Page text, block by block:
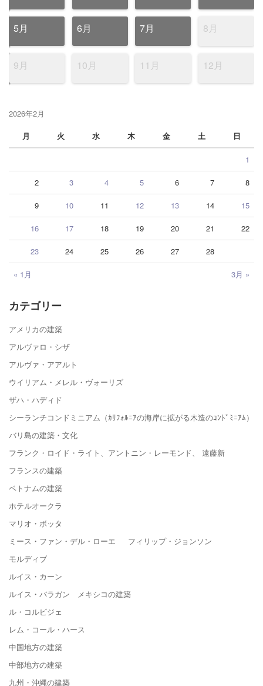
5月 6月 7月 8月
9月 10月 11月 12月
2026年2月
月
火 水 木 金 土 日
« 1月 3月 »
1
2 3 4 5 6 7 8
9 10 11 12 13 14 15
16 17 18 19 20 21 22
23 24 25 26 27 28
カテゴリー
アメリカの建築
アルヴァロ・シザ
アルヴァ・アアルト
ウイリアム・メレル・ヴォーリズ
ザハ・ハディド
シーランチコンドミニアム（ｶﾘﾌｫﾙﾆｱの海岸に拡がる木造のｺﾝﾄﾞﾐﾆｱﾑ）
バリ島の建築・文化
フランク・ロイド・ライト、アントニン・レーモンド、 遠藤新
フランスの建築
ベトナムの建築
ホテルオークラ
マリオ・ボッタ
ミース・ファン・デル・ローエ フィリップ・ジョンソン
モルディブ
ルイス・カーン
ルイス・バラガン メキシコの建築
ル・コルビジェ
レム・コール・ハース
中国地方の建築
中部地方の建築
九州・沖縄の建築